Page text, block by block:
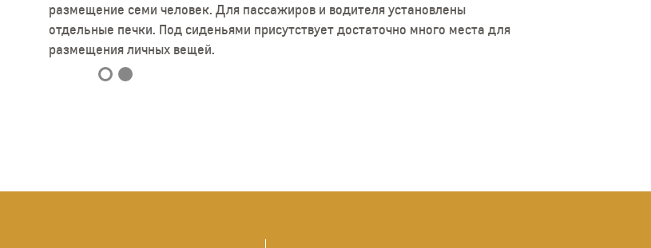
размещение семи человек. Для пассажиров и водителя установлены
отдельные печки. Под сиденьями присутствует достаточно много места для
размещения личных вещей.
индикаторов Консоль отсутствует, ее место на панели занимает
автомагнитола, регуляторы вентиляции, отопления.